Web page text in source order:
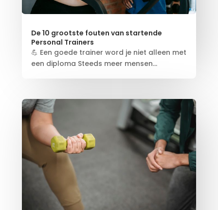
De 10 grootste fouten van startende
Personal Trainers
💪 Een goede trainer word je niet alleen met
een diploma Steeds meer mensen...